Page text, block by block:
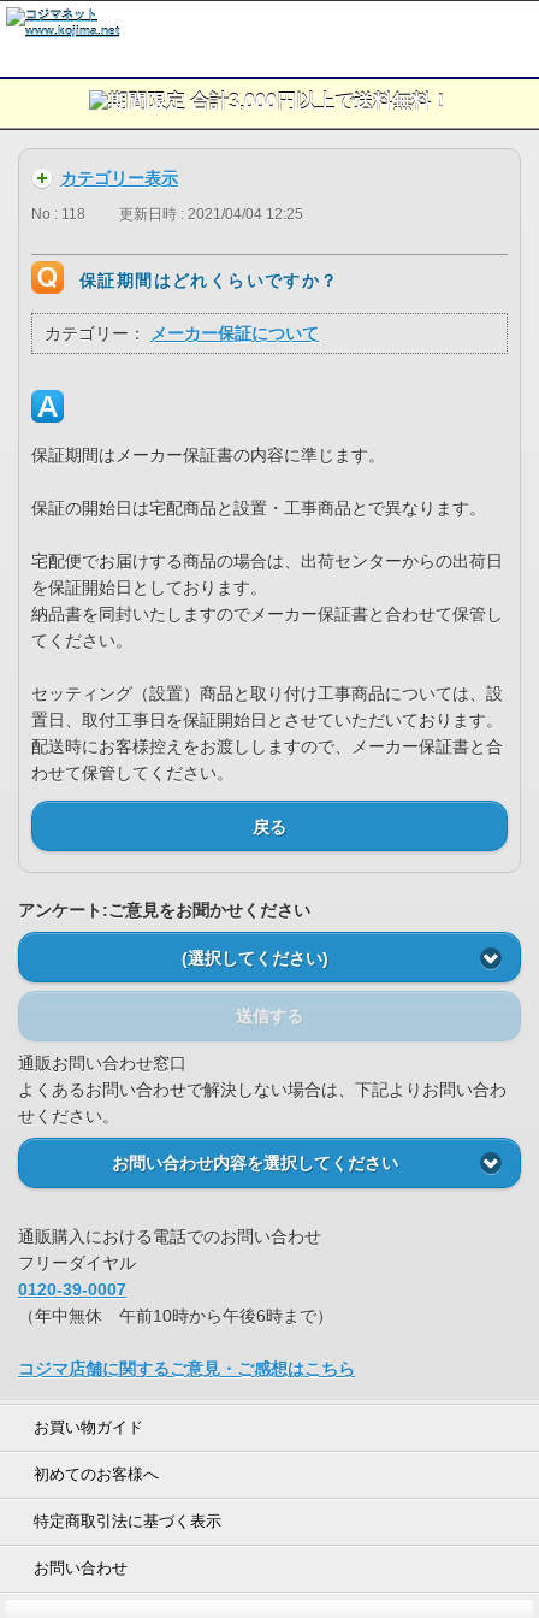
カテゴリー表示
No : 118 更新日時 : 2021/04/04 12:25
保証期間はどれくらいですか？
カテゴリー： メーカー保証について
保証期間はメーカー保証書の内容に準じます。
保証の開始日は宅配商品と設置・工事商品とで異なります。
宅配便でお届けする商品の場合は、出荷センターからの出荷日
を保証開始日としております。
納品書を同封いたしますのでメーカー保証書と合わせて保管し
てください。
セッティング（設置）商品と取り付け工事商品については、設
置日、取付工事日を保証開始日とさせていただいております。
配送時にお客様控えをお渡ししますので、メーカー保証書と合
わせて保管してください。
戻る
アンケート:ご意見をお聞かせください
(選択してください)
送信する
通販お問い合わせ窓口
よくあるお問い合わせで解決しない場合は、下記よりお問い合わ
せください。
お問い合わせ内容を選択してください
通販購入における電話でのお問い合わせ
フリーダイヤル
0120-39-0007
（年中無休 午前10時から午後6時まで）
コジマ店舗に関するご意見・ご感想はこちら
お買い物ガイド
初めてのお客様へ
特定商取引法に基づく表示
お問い合わせ